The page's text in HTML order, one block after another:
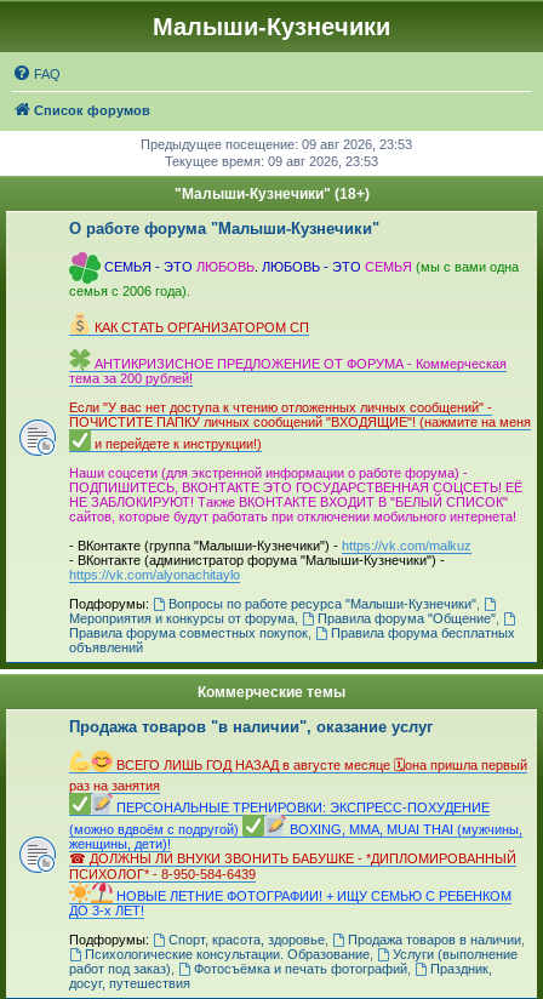
Малыши-Кузнечики
FAQ
Список форумов
Предыдущее посещение: 09 авг 2026, 23:53
Текущее время: 09 авг 2026, 23:53
"Малыши-Кузнечики" (18+)
О работе форума "Малыши-Кузнечики"
СЕМЬЯ - ЭТО ЛЮБОВЬ ЛЮБОВЬ - ЭТО СЕМЬЯ (мы с вами одна
семья с 2006 года).
КАК СТАТЬ ОРГАНИЗАТОРОМ СП
АНТИКРИЗИСНОЕ ПРЕДЛОЖЕНИЕ ОТ ФОРУМА - Коммерческая
тема за 200 рублей!
Если "У вас нет доступа к чтению отложенных личных сообщений" -
ПОЧИСТИТЕ ПАПКУ личных сообщений "ВХОДЯЩИЕ"! (нажмите на меня
и перейдете к инструкции!)
Наши соцсети (для экстренной информации о работе форума) -
ПОДПИШИТЕСЬ, ВКОНТАКТЕ ЭТО ГОСУДАРСТВЕННАЯ СОЦСЕТЬ! ЕЁ
НЕ ЗАБЛОКИРУЮТ! Также ВКОНТАКТЕ ВХОДИТ В "БЕЛЫЙ СПИСОК"
сайтов, которые будут работать при отключении мобильного интер­нета!
- ВКонтакте (группа "Малыши-Кузнечики") - https://vk.com/malkuz
- ВКонтакте (администратор форума "Малыши-Кузнечики") -
https://vk.com/alyonachitaylo
Подфорумы: Вопросы по работе ресурса "Малыши-Кузнечики",
Мероприятия и конкурсы от форума
Правила форума "Общение",
Правила форума совместных покупок
Правила форума бесплатных
объявлений
Коммерческие темы
Продажа товаров "в наличии", оказание услуг
ВСЕГО ЛИШЬ ГОД НАЗАД в августе месяце 🗓она пришла первый
раз на занятия
ПЕРСОНАЛЬНЫЕ ТРЕНИРОВКИ: ЭКСПРЕСС-ПОХУДЕНИЕ
(можно вдвоём с подругой)
BOXING, MMA, MUAI THAI (мужчины,
женщины, дети)!
☎ ДОЛЖНЫ ЛИ ВНУКИ ЗВОНИТЬ БАБУШКЕ - *ДИПЛОМИРОВАННЫЙ
ПСИХОЛОГ* - 8-950-584-6439
НОВЫЕ ЛЕТНИЕ ФОТОГРАФИИ! + ИЩУ СЕМЬЮ С РЕБЕНКОМ
ДО 3-х ЛЕТ!
Подфорумы: Спорт, красота, здоровье, Продажа товаров в наличии,
Психологические консультации. Образование,
Услуги (выполнение
работ под заказ)
Фотосъёмка и печать фотографий,
Праздник,
досуг, путешествия